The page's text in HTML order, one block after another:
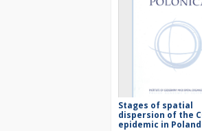
Stages of spatial
dispersion of the
epidemic in